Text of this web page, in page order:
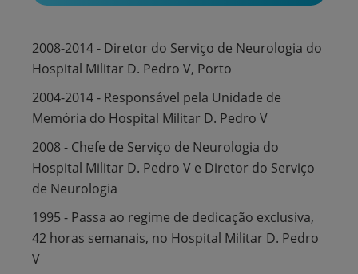
2008-2014 - Diretor do Serviço de Neurologia do
Hospital Militar D. Pedro V, Porto
2004-2014 - Responsável pela Unidade de
Memória do Hospital Militar D. Pedro V
2008 - Chefe de Serviço de Neurologia do
Hospital Militar D. Pedro V e Diretor do Serviço
de Neurologia
1995 - Passa ao regime de dedicação exclusiva,
42 horas semanais, no Hospital Militar D. Pedro
V